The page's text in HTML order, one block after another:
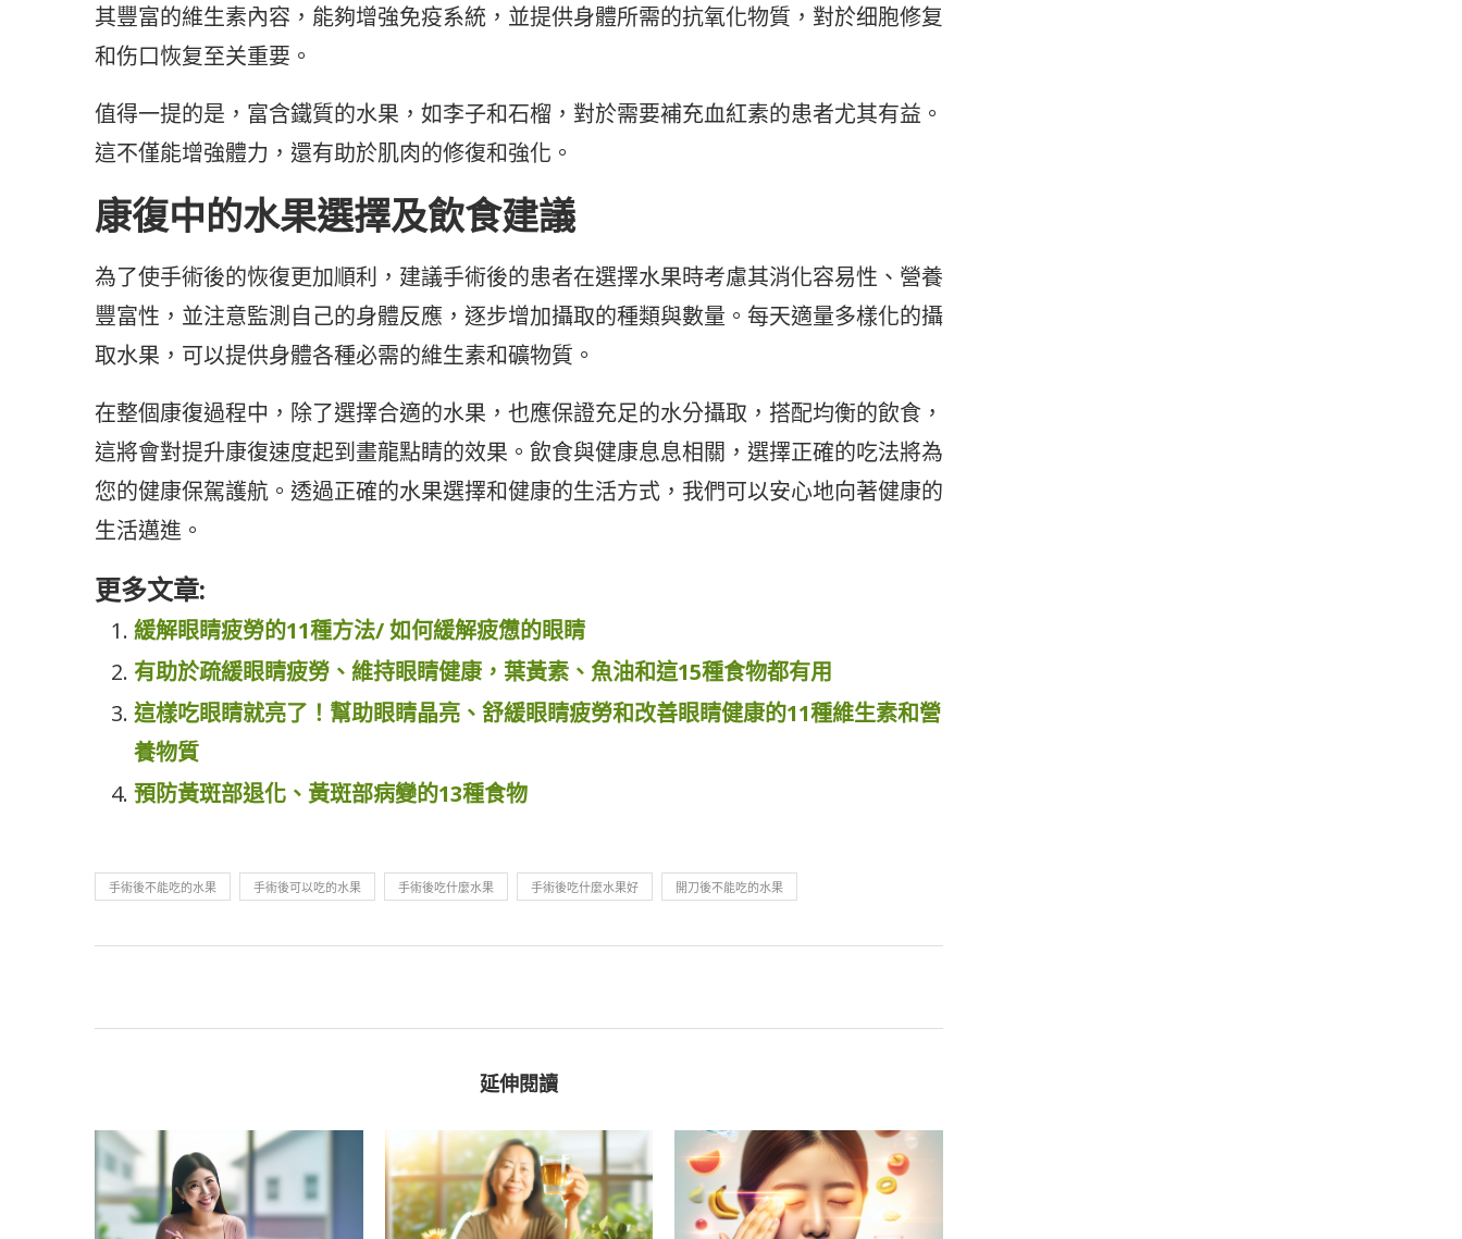
其豐富的維生素內容，能夠增強免疫系統，並提供身體所需的抗氧化物質，對於细胞修复
和伤口恢复至关重要。
值得一提的是，富含鐵質的水果，如李子和石榴，對於需要補充血紅素的患者尤其有益。
這不僅能增強體力，還有助於肌肉的修復和強化。
康復中的水果選擇及飲食建議
為了使手術後的恢復更加順利，建議手術後的患者在選擇水果時考慮其消化容易性、營養
豐富性，並注意監測自己的身體反應，逐步增加攝取的種類與數量。每天適量多樣化的攝
取水果，可以提供身體各種必需的維生素和礦物質。
在整個康復過程中，除了選擇合適的水果，也應保證充足的水分攝取，搭配均衡的飲食，
這將會對提升康復速度起到畫龍點睛的效果。飲食與健康息息相關，選擇正確的吃法將為
您的健康保駕護航。透過正確的水果選擇和健康的生活方式，我們可以安心地向著健康的
生活邁進。
更多文章:
緩解眼睛疲勞的11種方法/ 如何緩解疲憊的眼睛
有助於疏緩眼睛疲勞、維持眼睛健康，葉黃素、魚油和這15種食物都有用
這樣吃眼睛就亮了！幫助眼睛晶亮、舒緩眼睛疲勞和改善眼睛健康的11種維生素和營
養物質
預防黃斑部退化、黃斑部病變的13種食物
手術後不能吃的水果 手術後可以吃的水果 手術後吃什麼水果 手術後吃什麼水果好 開刀後不能吃的水果
延伸閱讀